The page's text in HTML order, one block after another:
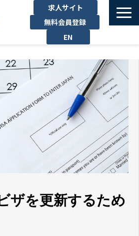
求人サイト
無料会員登録
EN
たのしむ
くらす
はたらく
運営企業
ザを更新するため